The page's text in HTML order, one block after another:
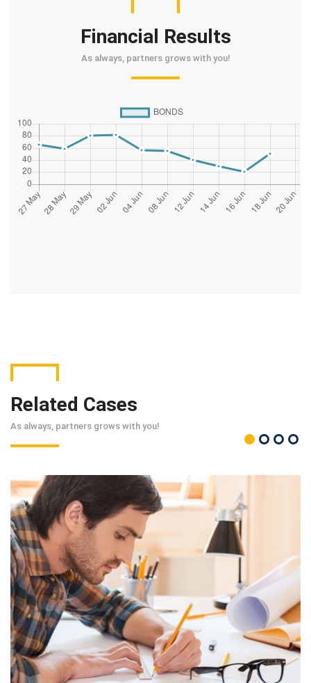
Financial Results
As always, partners grows with you!
Related Cases
As always, partners grows with you!